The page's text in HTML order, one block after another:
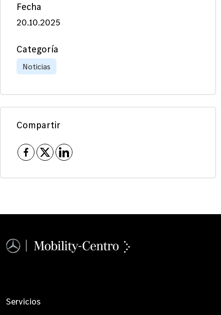
Fecha
20.10.2025
Categoría
Noticias
Compartir
Servicios